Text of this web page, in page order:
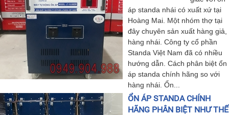
áp standa nhái có xuất xứ tại
Hoàng Mai. Một nhóm thợ tại
đây chuyên sản xuất hàng giả,
hàng nhái. Công ty cổ phần
Standa Việt Nam đã có nhiều
hướng dẫn. Cách phân biệt ổn
áp standa chính hãng so với
hàng nhái. Ổn...
ỔN ÁP STANDA CHÍNH
HÃNG PHÂN BIỆT NHƯ THẾ